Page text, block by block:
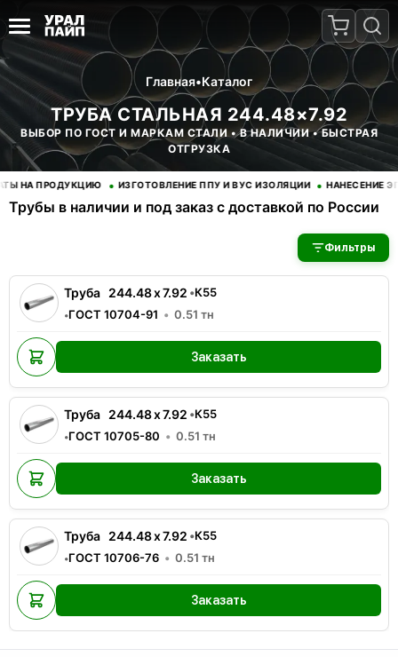
Главная•Каталог
ТРУБА СТАЛЬНАЯ 244.48×7.92
ВЫБОР ПО ГОСТ И МАРКАМ СТАЛИ • В НАЛИЧИИ • БЫСТРАЯ
ОТГРУЗКА
НА ПРОДУКЦИЮ • ИЗГОТОВЛЕНИЕ ППУ И ВУС ИЗОЛЯЦИИ • НАНЕСЕНИЕ
Трубы в наличии и под заказ с доставкой по России
В наличии 3 позиций трубы стальные. Купить трубы оптом с
Фильтры
Труба 244.48x7.92 •К55
•ГОСТ 10704-91 0.51 тн
Заказать
Труба 244.48x7.92 •К55
•ГОСТ 10705-80 0.51 тн
Заказать
Труба 244.48x7.92 •К55
•ГОСТ 10706-76 0.51 тн
Заказать